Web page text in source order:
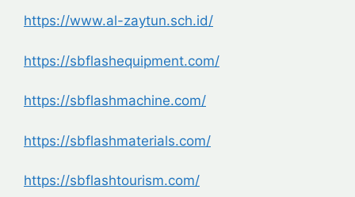
https://www.al-zaytun.sch.id/
https://sbflashequipment.com/
https://sbflashmachine.com/
https://sbflashmaterials.com/
https://sbflashtourism.com/